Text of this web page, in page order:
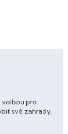
volbou pro
své zahrady,